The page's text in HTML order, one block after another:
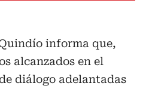
informa que,
alcanzados en el
diálogo adelantadas